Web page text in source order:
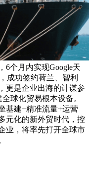
6个月内实现Google天
成功签约荷兰、智利
更是企业出海的计谋参
球化贸易根本设备。
基建+精准流量+运营
元化的新外贸时代，控
业，将率先打开全球市